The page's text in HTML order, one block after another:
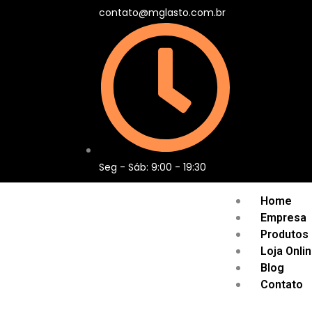
contato@mglasto.com.br
Seg - Sáb: 9:00 - 19:30
Home
Empresa
Produtos
Loja
Blog
Contato